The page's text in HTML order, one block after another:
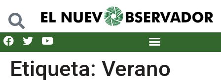
Etiqueta: Verano